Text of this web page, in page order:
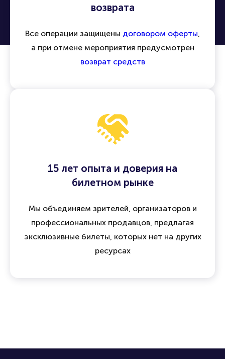
возврата
Все операции защищены договором оферты,
а при отмене мероприятия предусмотрен
возврат средств
15 лет опыта и доверия на
билетном рынке
Мы объединяем зрителей, организаторов и
профессиональных продавцов, предлагая
эксклюзивные билеты, которых нет на других
ресурсах